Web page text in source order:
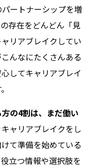
ートナーシップを増
存在をどんどん「見
リアブレイクしてい
んなにたくさんある
してキャリアブレイ
の4割は、まだ働い
ャリアブレイクをし
て準備を始めている
立つ情報や選択肢を